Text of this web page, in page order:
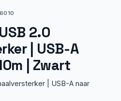
2.0
| USB-A
| Zwart
| USB-A naar